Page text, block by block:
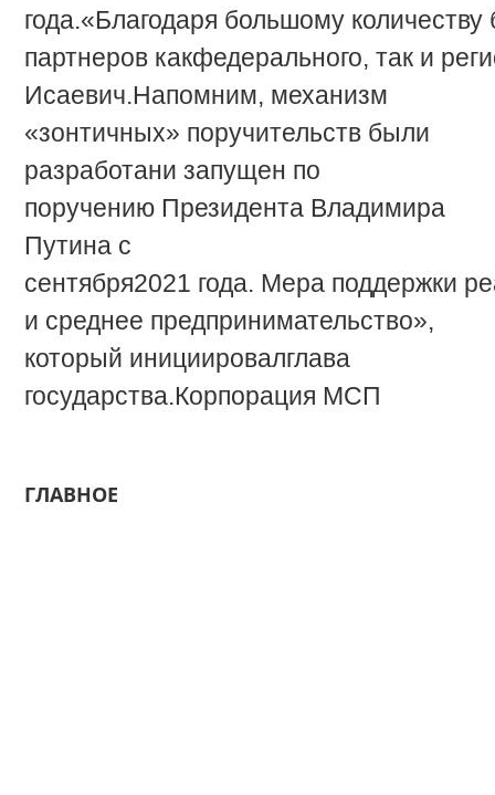
года.«Благодаря большому количеству
партнеров какфедерального, так и
Исаевич.Напомним, механизм
«зонтичных» поручительств были
разработани запущен по
поручению Президента Владимира
Путина с
сентября2021 года. Мера поддержки
и среднее предпринимательство»,
который инициировалглава
государства.Корпорация МСП
ГЛАВНОЕ